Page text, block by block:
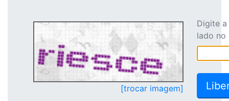
[trocar imagem]
Digite
lado no